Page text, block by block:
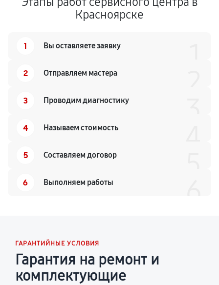
Красноярске
1 Вы оставляете заявку
2 Отправляем мастера
3 Проводим диагностику
4 Называем стоимость
5 Составляем договор
6 Выполняем работы
ГАРАНТИЙНЫЕ УСЛОВИЯ
Гарантия на ремонт и
комплектующие